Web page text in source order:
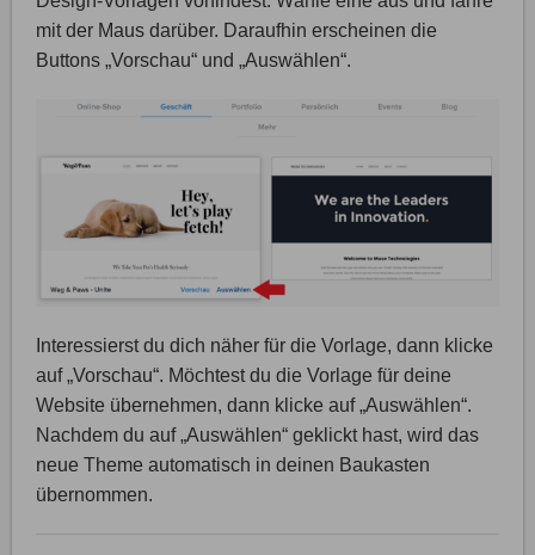
mit der Maus darüber. Daraufhin erscheinen die
Buttons „Vorschau“ und „Auswählen“.
Interessierst du dich näher für die Vorlage, dann klicke
auf „Vorschau“. Möchtest du die Vorlage für deine
Website übernehmen, dann klicke auf „Auswählen“.
Nachdem du auf „Auswählen“ geklickt hast, wird das
neue Theme automatisch in deinen Baukasten
übernommen.